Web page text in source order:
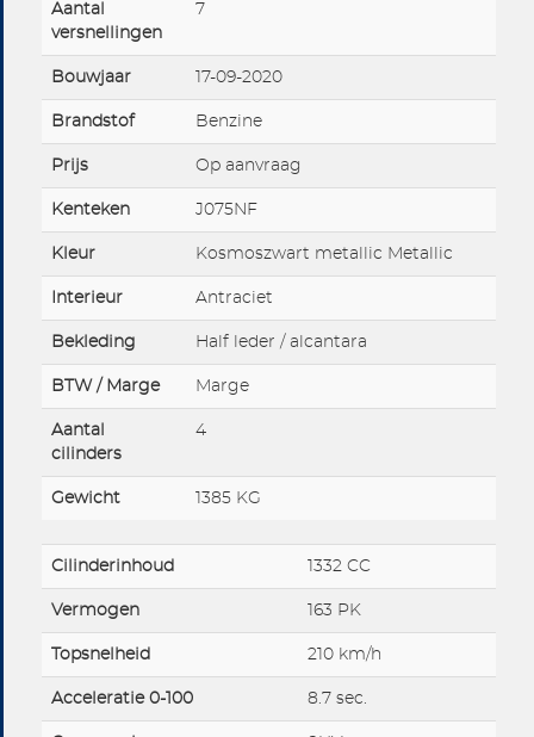
Aantal
versnellingen
7
Bouwjaar 17-09-2020
Brandstof Benzine
Prijs Op aanvraag
Kenteken J075NF
Kleur Kosmoszwart metallic Metallic
Interieur Antraciet
Bekleding Half leder / alcantara
BTW / Marge Marge
Aantal
cilinders
4
Gewicht 1385 KG
Cilinderinhoud 1332 CC
Vermogen 163 PK
Topsnelheid 210 km/h
Acceleratie 0-100 8.7 sec.